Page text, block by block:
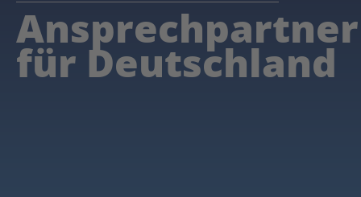
Ansprechpartner
für Deutschland